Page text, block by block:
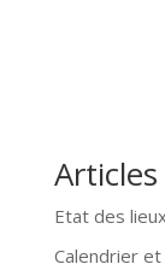
Etat des
Calendrier